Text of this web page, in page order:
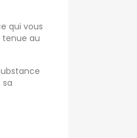
qui vous
tenue au